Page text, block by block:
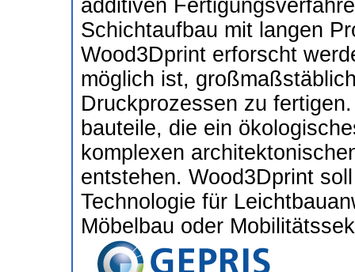
additiven
Schichtaufbau mit langen
Wood3Dprint erforscht
möglich ist,
Druckprozessen zu
bauteile, die ein
komplexen
entstehen. Wood3Dprint
Technologie für
Möbelbau oder